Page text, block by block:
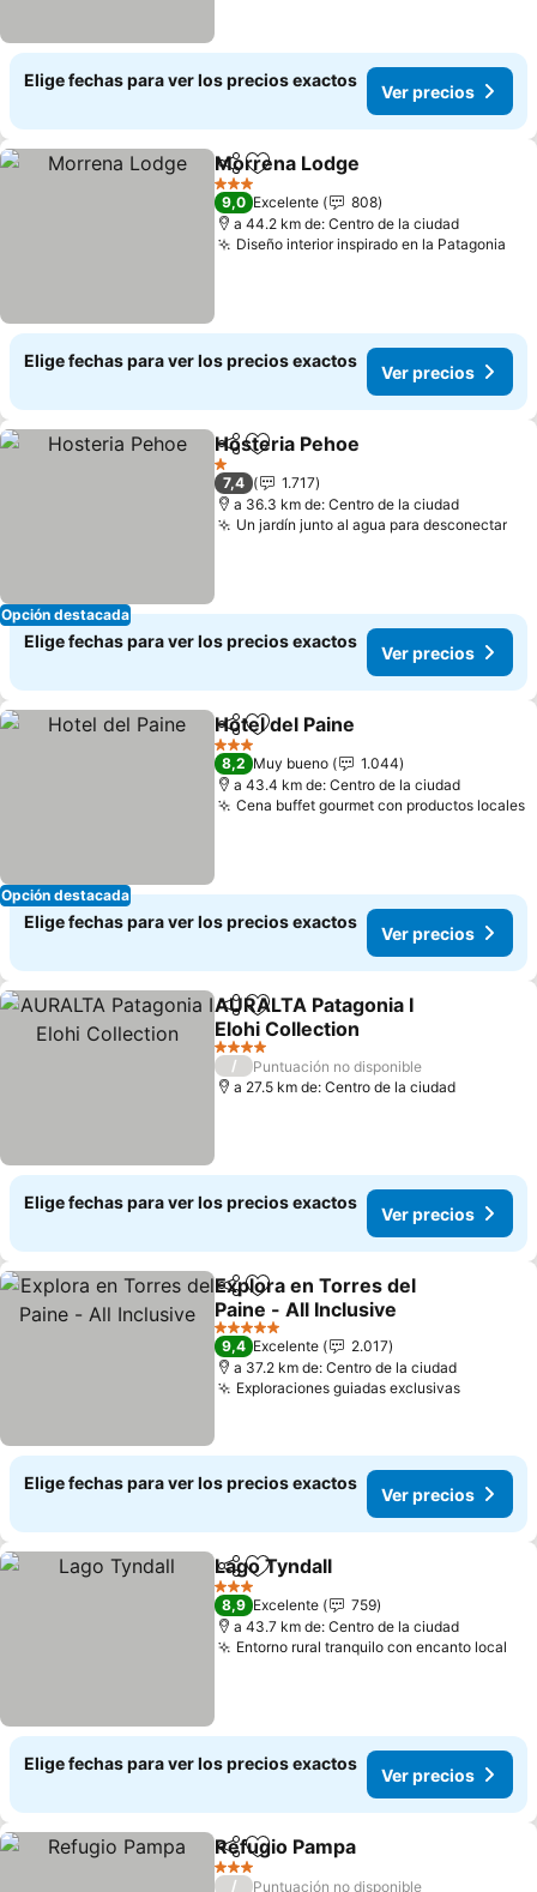
Elige fechas para ver los precios exactos
Ver precios
CompartirAgregar a favoritos
Morrena Lodge
3 Estrellas
9,0 Excelente
808
a 44.2 km de: Centro de la ciudad
Diseño interior inspirado en la Patagonia
Elige fechas para ver los precios exactos
Ver precios
Opción destacada
CompartirAgregar a favoritos
Hosteria Pehoe
1 Estrellas
7,4
1.717
a 36.3 km de: Centro de la ciudad
Un jardín junto al agua para desconectar
Elige fechas para ver los precios exactos
Ver precios
Opción destacada
CompartirAgregar a favoritos
Hotel del Paine
3 Estrellas
8,2 Muy bueno
1.044
a 43.4 km de: Centro de la ciudad
Cena buffet gourmet con productos locales
Elige fechas para ver los precios exactos
Ver precios
CompartirAgregar a favoritos
AURALTA Patagonia I
Elohi Collection
4 Estrellas
/
Puntuación no disponible
a 27.5 km de: Centro de la ciudad
Elige fechas para ver los precios exactos
Ver precios
CompartirAgregar a favoritos
Explora en Torres del
Paine - All Inclusive
5 Estrellas
9,4 Excelente
2.017
a 37.2 km de: Centro de la ciudad
Exploraciones guiadas exclusivas
Elige fechas para ver los precios exactos
Ver precios
CompartirAgregar a favoritos
Lago Tyndall
3 Estrellas
8,9 Excelente
759
a 43.7 km de: Centro de la ciudad
Entorno rural tranquilo con encanto local
Elige fechas para ver los precios exactos
Ver precios
CompartirAgregar a favoritos
Refugio Pampa
3 Estrellas
/ Puntuación no disponible